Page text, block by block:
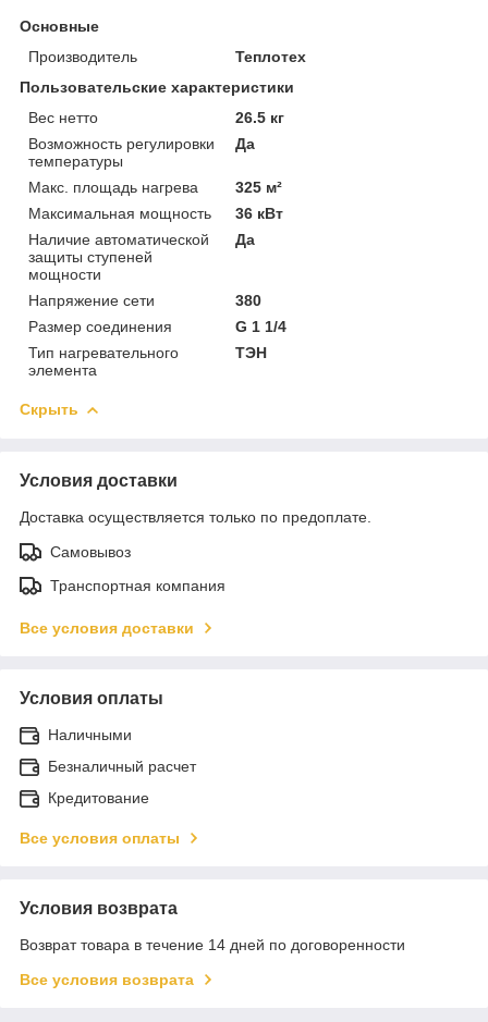
Основные
Производитель
Теплотех
Пользовательские характеристики
Вес нетто
26.5 кг
Возможность регулировки
температуры
Да
Макс. площадь нагрева
325 м²
Максимальная мощность
36 кВт
Наличие автоматической
защиты ступеней
мощности
Да
Напряжение сети
380
Размер соединения
G 1 1/4
Тип нагревательного
элемента
ТЭН
Скрыть
Условия доставки
Доставка осуществляется только по предоплате.
Самовывоз
Транспортная компания
Все условия доставки
Условия оплаты
Наличными
Безналичный расчет
Кредитование
Все условия оплаты
Условия возврата
Возврат товара в течение 14 дней по договоренности
Все условия возврата